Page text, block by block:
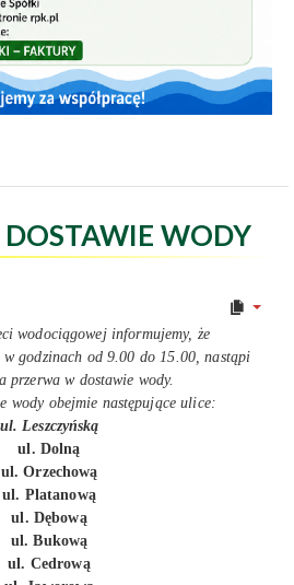
WODY
wodociągowej informujemy, że
godzinach od 9.00 do 15.00, nastąpi
przerwa w dostawie wody.
wody obejmie następujące ulice:
ul. Leszczyńską
ul. Dolną
ul. Orzechową
ul. Platanową
ul. Dębową
ul. Bukową
ul. Cedrową